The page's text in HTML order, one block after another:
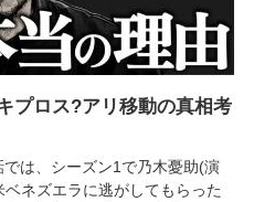
プロス?アリ移動の真相考
は、シーズン1で乃木憂助(演
ネズエラに逃がしてもらった